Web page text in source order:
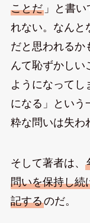
ことだ」と書い
れない。なんと
だと思われるか
んて恥ずかしい
ようになってし
になる」という
粋な問いは失わ
そして著者は、
問いを保持し続
記するのだ。